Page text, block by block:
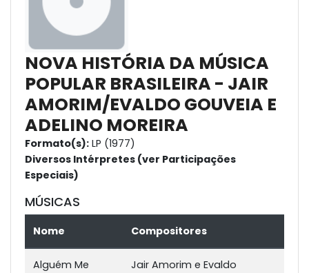
NOVA HISTÓRIA DA MÚSICA
POPULAR BRASILEIRA - JAIR
AMORIM/EVALDO GOUVEIA E
ADELINO MOREIRA
Formato(s): LP (1977)
Diversos Intérpretes (ver Participações
Especiais)
MÚSICAS
Nome Compositores
Alguém Me
Jair Amorim e Evaldo